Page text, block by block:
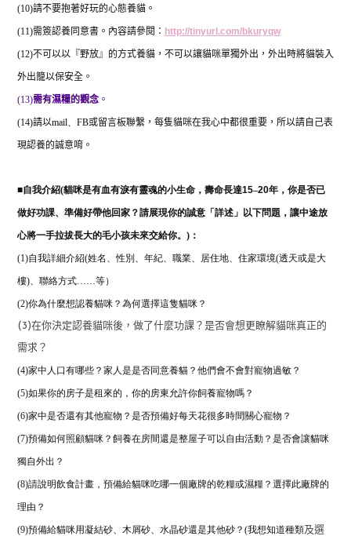
(10)請不要抱著好玩的心態養貓。
(11)需簽認養同意書。內容請參閱： http://tinyurl.com/bkuryqw
(12)不可以以『野放』的方式養貓，不可以讓貓咪單獨外出，外出時將貓裝入
外出籠以保安全。
(13)需有濕糧的觀念。
(14)請以mail、 FB或留言板聯繫，每隻貓咪在我心中都很重要，所以請自己表
現認養的誠意唷。
■自我介紹(貓咪是有血有淚有靈魂的小生命，壽命長達15–20年，你是否已
做好功課、準備好帶他回家？請展現你的誠意「詳述」以下問題，讓中途放
心將一手拉拔長大的毛小孩未來交給你。)：
(1)自我詳細介紹(姓名、性別、年紀、職業、居住地、住家環境(透天或是大
樓)、聯絡方式……等）
(2)你為什麼想認養貓咪？為何選擇這隻貓咪？
(3)在你決定認養貓咪後，做了什麼功課？是否會想更瞭解貓咪真正的
需求？
(4)家中人口有哪些？家人是是否同意養貓？他們會不會對寵物過敏？
(5)如果你的房子是租來的，你的房東允許你飼養寵物嗎？
(6)家中是否還有其他寵物？是否預備好每天花很多時間關心寵物？
(7)預備如何照顧貓咪？飼養在房間還是整屋子可以自由活動？是否會讓貓咪
獨自外出？
(8)請說明飲食計畫，預備給貓咪吃哪一個廠牌的乾糧或濕糧？ 選擇此廠牌的
理由？
(9)預備給貓咪用凝結砂、木屑砂、水晶砂還是其他砂？(我想知道種類及選